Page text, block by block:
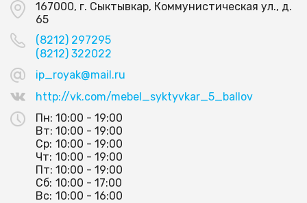
167000, г. Сыктывкар, Коммунистическая ул., д.
65
(8212) 297295
(8212) 322022
ip_royak@mail.ru
http://vk.com/mebel_syktyvkar_5_ballov
Пн: 10:00 - 19:00
Вт: 10:00 - 19:00
Ср: 10:00 - 19:00
Чт: 10:00 - 19:00
Пт: 10:00 - 19:00
Сб: 10:00 - 17:00
Вс: 10:00 - 16:00